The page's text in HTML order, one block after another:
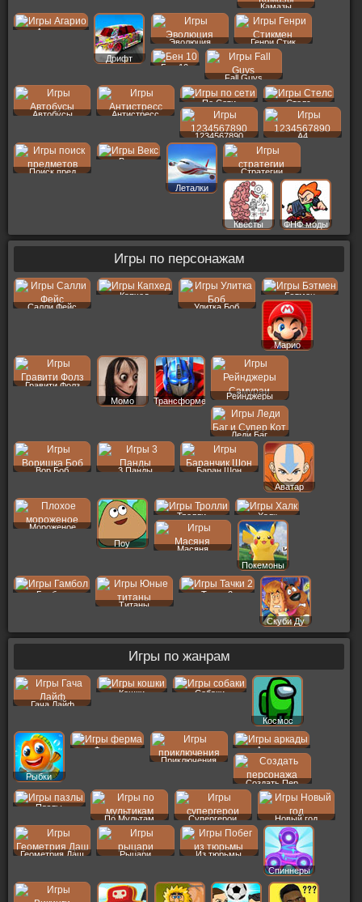
Камазы
Агарио
Дрифт
Эволюция Генри Стик
Бен 10
Fall Guys
Автобусы Антистресс
По Сети Стелс
1234567890 A4
Поиск пред
Векс
Леталки
Стратегии
Квесты ФНФ моды
Игры по персонажам
Салли Фейс
Капхед
Улитка Боб
Бэтмен
Марио
Гравити Фолз
Момо
Трансформеры
Рейнджеры
Леди Баг
Вор Боб 3 Панды
Баран Шон
Аватар
Мороженое
Поу
Тролли Халк
Масяня
Покемоны
Гамбол
Титаны
Тачки 2
Скуби Ду
Игры по жанрам
Гача Лайф
Кошки Собаки
Космос
Рыбки
Ферма
Приключения
Аркады
Создать Пер
Пазлы
По Мультам
Супергерои Новый год
Геометрия Даш Рыцари
Из тюрьмы
Спиннеры